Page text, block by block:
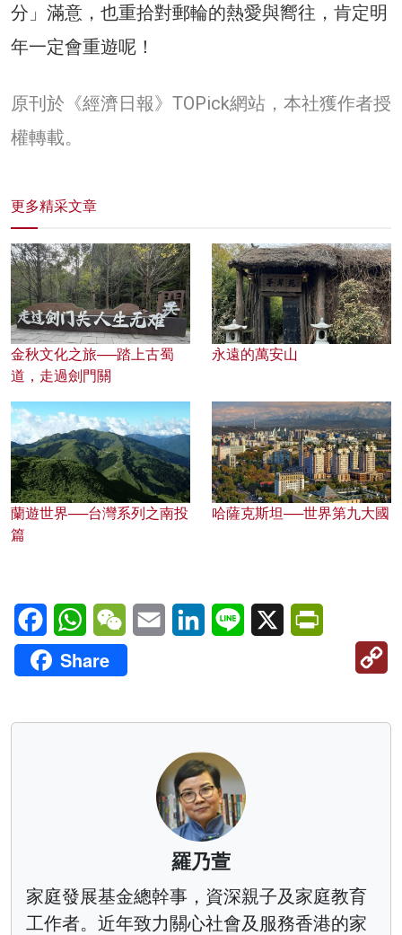
分」滿意，也重拾對郵輪的熱愛與嚮往，肯定明
年一定會重遊呢！
原刊於《經濟日報》TOPick網站，本社獲作者授
權轉載。
更多精采文章
金秋文化之旅──踏上古蜀
道，走過劍門關
永遠的萬安山
蘭遊世界──台灣系列之南投
篇
哈薩克斯坦──世界第九大國
FacebookWhatsAppWeChatEmail LinkedInLine X
Share
羅乃萱
家庭發展基金總幹事，資深親子及家庭教育
工作者。近年致力關心社會及服務香港的家